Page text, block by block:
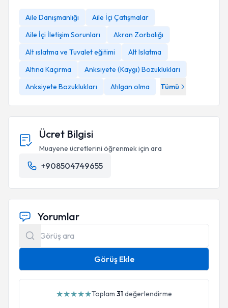
Aile Danışmanlığı
Aile İçi Çatışmalar
Aile İçi İletişim Sorunları
Akran Zorbalığı
Alt ıslatma ve Tuvalet eğitimi
Alt Islatma
Altına Kaçırma
Anksiyete (Kaygı) Bozuklukları
Anksiyete Bozuklukları
Atılgan olma Tümü
Ücret Bilgisi
Muayene ücretlerini öğrenmek için ara
+908504749655
Yorumlar
Görüş Ekle
★★★★★Toplam 31 değerlendirme